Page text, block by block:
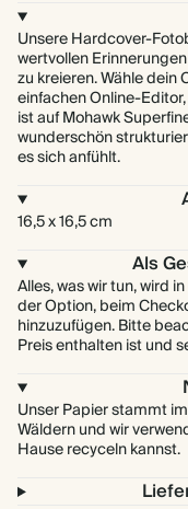
Unsere Hardcover-
wertvollen
zu kreieren. Wähle dein
einfachen Online-
ist auf Mohawk
wunderschön
es sich anfühlt.
16,5 x 16,5 cm
Als
Alles, was wir tun, wird
der Option, beim
hinzuzufügen. Bitte
Preis enthalten ist und
Unser Papier stammt
Wäldern und wir
Hause recyceln kannst.